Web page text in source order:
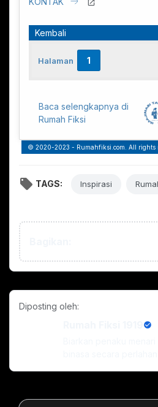
Kembali
Halaman 1
© 2020-2023 - Rumahfiksi.com. All rights
TAGS: Inspirasi
Diposting oleh: